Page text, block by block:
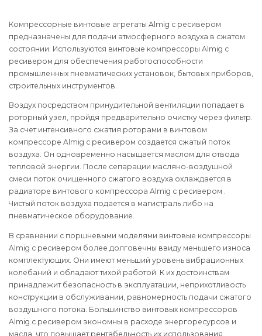
Компрессорные винтовые агрегаты Almig с ресивером
предназначены для подачи атмосферного воздуха в сжатом
состоянии. Используются винтовые компрессоры Almig с
ресивером для обеспечения работоспособности
промышленных пневматических установок, бытовых приборов,
строительных инструментов.
Воздух посредством принудительной вентиляции попадает в
роторный узел, пройдя предварительно очистку через фильтр.
За счет интенсивного сжатия роторами в винтовом
компрессоре Almig с ресивером создается сжатый поток
воздуха. Он одновременно насыщается маслом для отвода
тепловой энергии. После сепарации масляно-воздушной
смеси поток очищенного сжатого воздуха охлаждается в
радиаторе винтового компрессора Almig с ресивером .
Чистый поток воздуха подается в магистраль либо на
пневматическое оборудование.
В сравнении с поршневыми моделями винтовые компрессоры
Almig с ресивером более долговечны ввиду меньшего износа
комплектующих. Они имеют меньший уровень вибрационных
колебаний и обладают тихой работой. К их достоинствам
принадлежит безопасность в эксплуатации, неприхотливость
конструкции в обслуживании, равномерность подачи сжатого
воздушного потока. Большинство винтовых компрессоров
Almig с ресивером экономны в расходе энергоресурсов и
масла, что повышает рентабельность их использования.